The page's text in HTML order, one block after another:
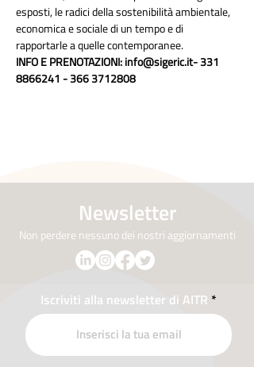
esposti, le radici della sostenibilità ambientale,
economica e sociale di un tempo e di
rapportarle a quelle contemporanee.
INFO E PRENOTAZIONI: info@sigeric.it- 331
8866241 - 366 3712808
Newsletter
Non perdere nessuno dei nostri aggiornamenti
Iscriviti alla newsletter di AITR